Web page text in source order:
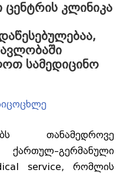
კლინიკა
სამედიცინო
თანამედროვე
service, რომლის